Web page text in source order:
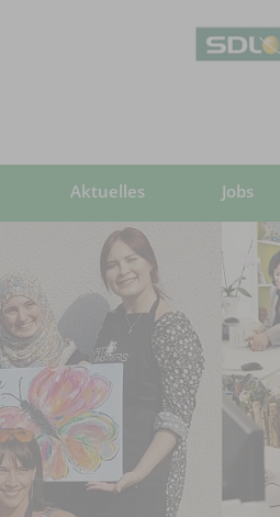
Aktuelles Jobs